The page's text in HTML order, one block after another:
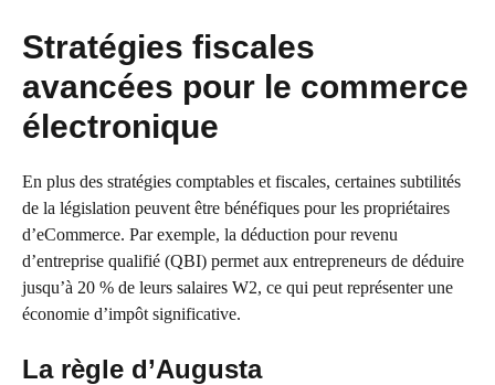
Stratégies fiscales
avancées pour le commerce
électronique
En plus des stratégies comptables et fiscales, certaines subtilités
de la législation peuvent être bénéfiques pour les propriétaires
d’eCommerce. Par exemple, la déduction pour revenu
d’entreprise qualifié (QBI) permet aux entrepreneurs de déduire
jusqu’à 20 % de leurs salaires W2, ce qui peut représenter une
économie d’impôt significative.
La règle d’Augusta